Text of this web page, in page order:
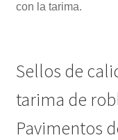
con la tarima.
Sellos de
tarima de
Pavimentos